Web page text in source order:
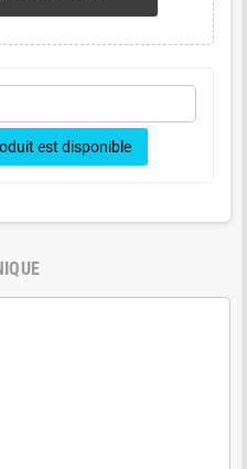
est disponible